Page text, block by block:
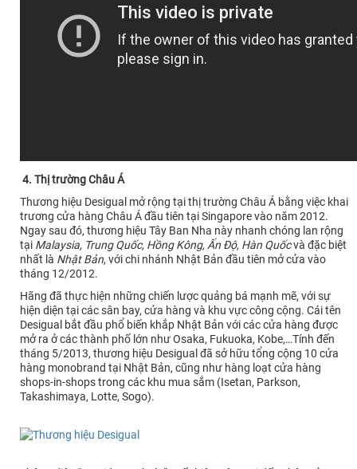
4. Thị trường Châu Á
Thương hiệu Desigual mở rộng tại thị trường Châu Á bằng việc khai
trương cửa hàng Châu Á đầu tiên tại Singapore vào năm 2012.
Ngay sau đó, thương hiệu Tây Ban Nha này nhanh chóng lan rộng
tại Malaysia, Trung Quốc, Hồng Kông, Ấn Độ, Hàn Quốcvà đặc biệt
nhất là Nhật Bản, với chi nhánh Nhật Bản đầu tiên mở cửa vào
tháng 12/2012.
Hãng đã thực hiện những chiến lược quảng bá mạnh mẽ, với sự
hiện diện tại các sân bay, cửa hàng và khu vực công cộng. Cái tên
Desigual bắt đầu phổ biến khắp Nhật Bản với các cửa hàng được
mở ra ở các thành phố lớn như Osaka, Fukuoka, Kobe,…Tính đến
tháng 5/2013, thương hiệu Desigual đã sở hữu tổng cộng 10 cửa
hàng monobrand tại Nhật Bản, cũng như hàng loạt cửa hàng
shops-in-shops trong các khu mua sắm (Isetan, Parkson,
Takashimaya, Lotte, Sogo).